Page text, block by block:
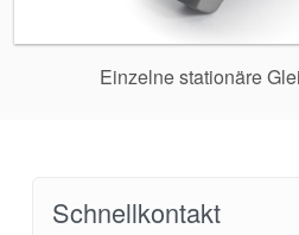
Einzelne stationäre
Schnellkontakt